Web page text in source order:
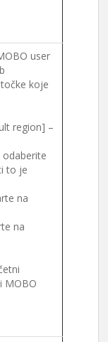
user
koje
region] –
to je
na
na
MOBO